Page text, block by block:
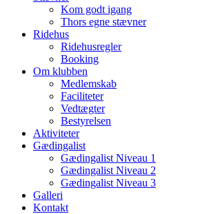
Kom godt igang
Thors egne stævner
Ridehus
Ridehusregler
Booking
Om klubben
Medlemskab
Faciliteter
Vedtægter
Bestyrelsen
Aktiviteter
Gædingalist
Gædingalist Niveau 1
Gædingalist Niveau 2
Gædingalist Niveau 3
Galleri
Kontakt